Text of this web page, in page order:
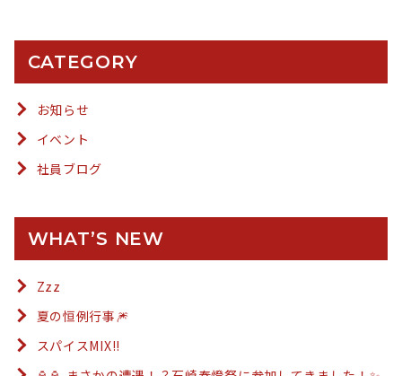
CATEGORY
お知らせ
イベント
社員ブログ
WHAT’S NEW
Zzz
夏の恒例行事🎆
スパイスMIX!!